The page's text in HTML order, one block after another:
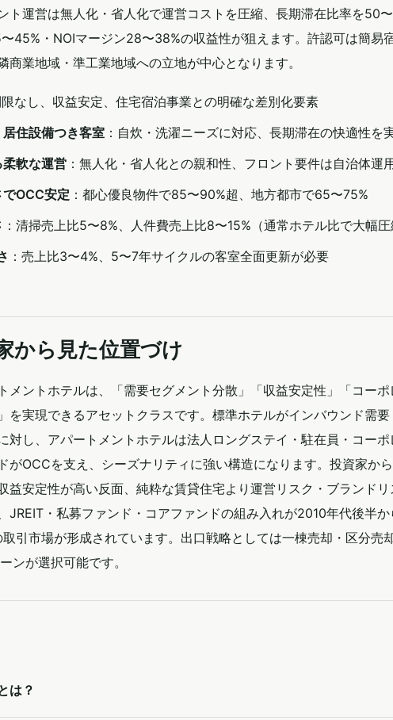
ト運営は無人化・省人化で運営コストを圧縮、長期滞在比率を50
45%・NOIマージン28〜38%の収益性が狙えます。許認可は簡易
商業地域・準工業地域への立地が中心となります。
限なし、収益安定、住宅宿泊事業との明確な差別化要素
住設備つき客室 ：自炊・洗濯ニーズに対応、長期滞在の快適性を
軟な運営 ：無人化・省人化との親和性、フロント要件は自治体運
OCC安定 ：都心優良物件で85〜90%超、地方都市で65〜75%
：清掃売上比5〜8%、人件費売上比8〜15%（通常ホテル比で大幅圧
：売上比3〜4%、5〜7年サイクルの客室全面更新が必要
から見た位置づけ
メントホテルは、「需要セグメント分散」「収益安定性」「コー
を実現できるアセットクラスです。標準ホテルがインバウンド需
対し、アパートメントホテルは法人ロングステイ・駐在員・コー
がOCCを支え、シーズナリティに強い構造になります。投資家か
益安定性が高い反面、純粋な賃貸住宅より運営リスク・ブランド
JREIT・私募ファンド・コアファンドの組み入れが2010年代後半か
引市場が形成されています。出口戦略としては一棟売却・区分売
ンが選択可能です。
は？